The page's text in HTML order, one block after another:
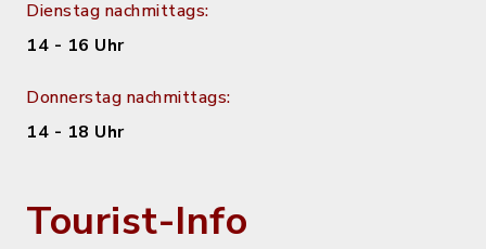
Dienstag nachmittags:
14 - 16 Uhr
Donnerstag nachmittags:
14 - 18 Uhr
Tourist-Info